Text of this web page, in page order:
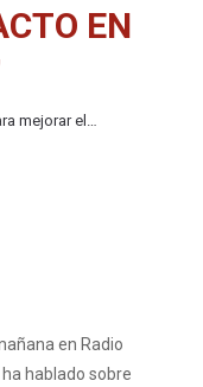
EN
mejorar el…
en Radio
hablado sobre